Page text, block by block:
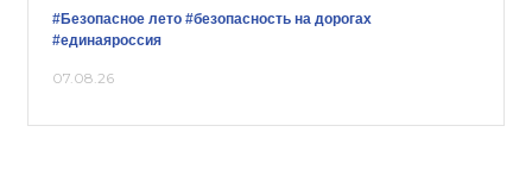
#Безопасное лето #безопасность на дорогах
#единаяроссия
07.08.26